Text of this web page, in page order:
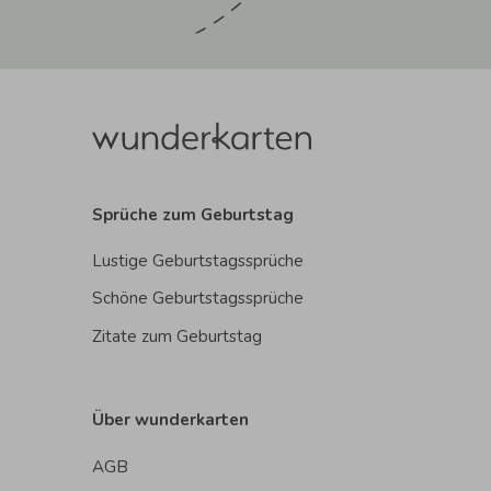
Sprüche zum Geburtstag
Lustige Geburtstagssprüche
Schöne Geburtstagssprüche
Zitate zum Geburtstag
Über wunderkarten
AGB